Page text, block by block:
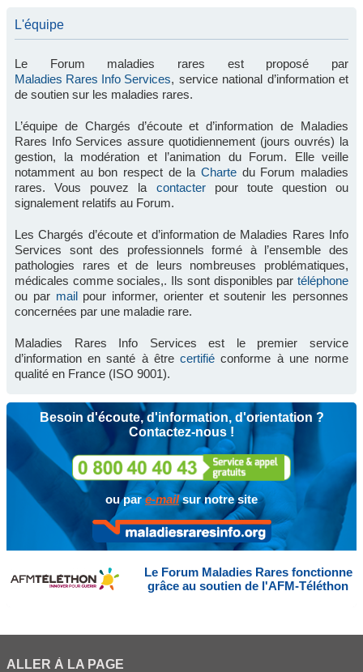
L'équipe
Le Forum maladies rares est proposé par
Maladies Rares Info Services, service national d’information et
de soutien sur les maladies rares.
L’équipe de Chargés d’écoute et d’information de Maladies
Rares Info Services assure quotidiennement (jours ouvrés) la
gestion, la modération et l’animation du Forum. Elle veille
notamment au bon respect de la Charte du Forum maladies
rares. Vous pouvez la contacterpour toute question ou
signalement relatifs au Forum.
Les Chargés d’écoute et d’information de Maladies Rares Info
Services sont des professionnels formé à l’ensemble des
pathologies rares et de leurs nombreuses problématiques,
médicales comme sociales,. Ils sont disponibles par téléphone
ou par mailpour informer, orienter et soutenir les personnes
concernées par une maladie rare.
Maladies Rares Info Services est le premier service
d’information en santé à êtrecertifié conforme à une norme
qualité en France (ISO 9001).
Besoin d'écoute, d'information, d'orientation ?
Contactez-nous !
ou pare-mailsur notre site
Le Forum Maladies Rares fonctionne
grâce au soutien de l'AFM-Téléthon
ALLER À LA PAGE